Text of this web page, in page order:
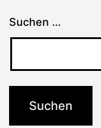
Suchen …